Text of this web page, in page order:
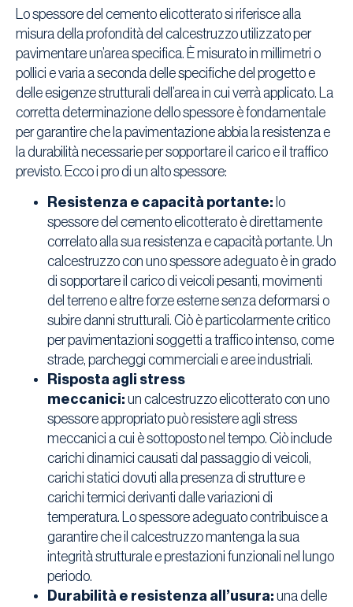
Lo spessore del cemento elicotterato si riferisce alla
misura della profondità del calcestruzzo utilizzato per
pavimentare un’area specifica. È misurato in millimetri o
pollici e varia a seconda delle specifiche del progetto e
delle esigenze strutturali dell’area in cui verrà applicato. La
corretta determinazione dello spessore è fondamentale
per garantire che la pavimentazione abbia la resistenza e
la durabilità necessarie per sopportare il carico e il traffico
previsto. Ecco i pro di un alto spessore:
Resistenza e capacità portante: lo
spessore del cemento elicotterato è direttamente
correlato alla sua resistenza e capacità portante. Un
calcestruzzo con uno spessore adeguato è in grado
di sopportare il carico di veicoli pesanti, movimenti
del terreno e altre forze esterne senza deformarsi o
subire danni strutturali. Ciò è particolarmente critico
per pavimentazioni soggetti a traffico intenso, come
strade, parcheggi commerciali e aree industriali.
Risposta agli stress
meccanici: un calcestruzzo elicotterato con uno
spessore appropriato può resistere agli stress
meccanici a cui è sottoposto nel tempo. Ciò include
carichi dinamici causati dal passaggio di veicoli,
carichi statici dovuti alla presenza di strutture e
carichi termici derivanti dalle variazioni di
temperatura. Lo spessore adeguato contribuisce a
garantire che il calcestruzzo mantenga la sua
integrità strutturale e prestazioni funzionali nel lungo
periodo.
Durabilità e resistenza all’usura: una delle